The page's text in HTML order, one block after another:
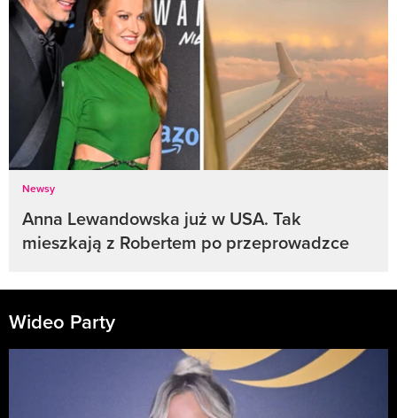
Newsy
Anna Lewandowska już w USA. Tak
mieszkają z Robertem po przeprowadzce
Wideo Party